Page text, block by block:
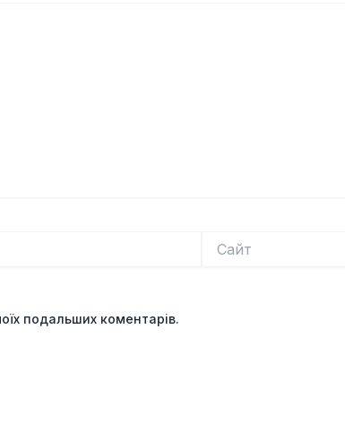
подальших коментарів.